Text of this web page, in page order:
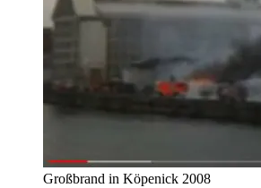
Großbrand in Köpenick 2008